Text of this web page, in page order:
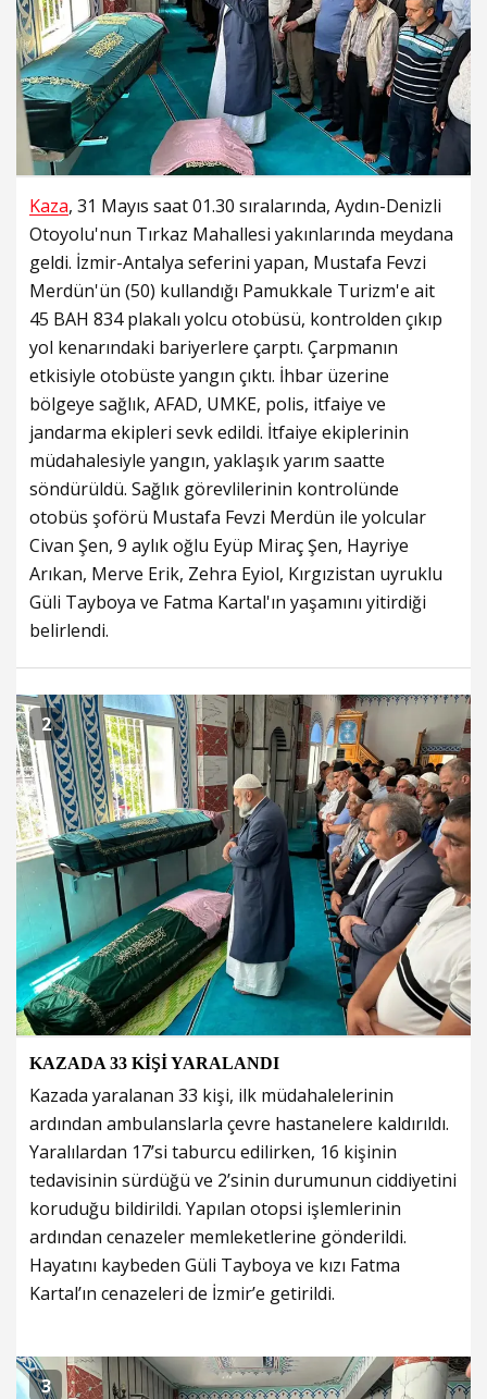
Kaza, 31 Mayıs saat 01.30 sıralarında, Aydın-Denizli
Otoyolu'nun Tırkaz Mahallesi yakınlarında meydana
geldi. İzmir-Antalya seferini yapan, Mustafa Fevzi
Merdün'ün (50) kullandığı Pamukkale Turizm'e ait
45 BAH 834 plakalı yolcu otobüsü, kontrolden çıkıp
yol kenarındaki bariyerlere çarptı. Çarpmanın
etkisiyle otobüste yangın çıktı. İhbar üzerine
bölgeye sağlık, AFAD, UMKE, polis, itfaiye ve
jandarma ekipleri sevk edildi. İtfaiye ekiplerinin
müdahalesiyle yangın, yaklaşık yarım saatte
söndürüldü. Sağlık görevlilerinin kontrolünde
otobüs şoförü Mustafa Fevzi Merdün ile yolcular
Civan Şen, 9 aylık oğlu Eyüp Miraç Şen, Hayriye
Arıkan, Merve Erik, Zehra Eyiol, Kırgızistan uyruklu
Güli Tayboya ve Fatma Kartal'ın yaşamını yitirdiği
belirlendi.
2
KAZADA 33 KİŞİ YARALANDI
Kazada yaralanan 33 kişi, ilk müdahalelerinin
ardından ambulanslarla çevre hastanelere kaldırıldı.
Yaralılardan 17’si taburcu edilirken, 16 kişinin
tedavisinin sürdüğü ve 2’sinin durumunun ciddiyetini
koruduğu bildirildi. Yapılan otopsi işlemlerinin
ardından cenazeler memleketlerine gönderildi.
Hayatını kaybeden Güli Tayboya ve kızı Fatma
Kartal’ın cenazeleri de İzmir’e getirildi.
3